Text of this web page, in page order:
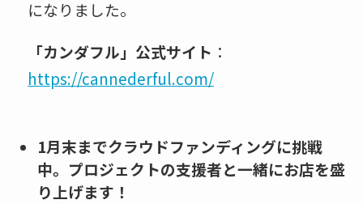
になりました。
「カンダフル」公式サイト ：
https://cannederful.com/
1月末までクラウドファンディングに挑戦
中。プロジェクトの支援者と一緒にお店を盛
り上げます！